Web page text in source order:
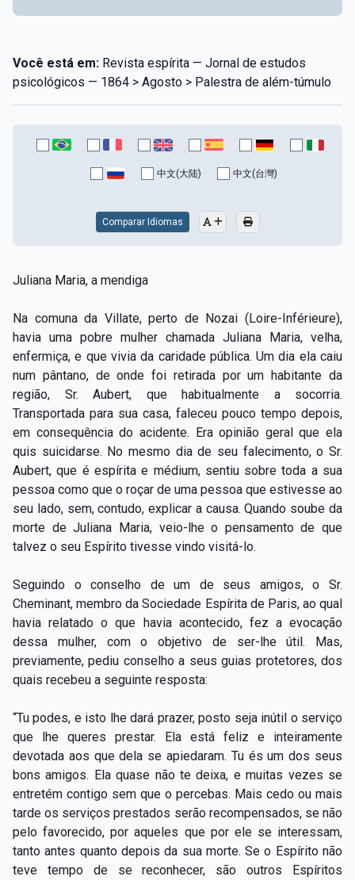
Você está em: Revista espírita — Jornal de estudos
psicológicos — 1864 > Agosto > Palestra de além-túmulo
中文(大陆) 中文(台灣)
Comparar Idiomas
Juliana Maria, a mendiga
Na comuna da Villate, perto de Nozai (Loire-Inférieure),
havia uma pobre mulher chamada Juliana Maria, velha,
enfermiça, e que vivia da caridade pública. Um dia ela caiu
num pântano, de onde foi retirada por um habitante da
região, Sr. Aubert, que habitualmente a socorria.
Transportada para sua casa, faleceu pouco tempo depois,
em consequência do acidente. Era opinião geral que ela
quis suicidarse. No mesmo dia de seu falecimento, o Sr.
Aubert, que é espírita e médium, sentiu sobre toda a sua
pessoa como que o roçar de uma pessoa que estivesse ao
seu lado, sem, contudo, explicar a causa. Quando soube da
morte de Juliana Maria, veio-lhe o pensamento de que
talvez o seu Espírito tivesse vindo visitá-lo.
Seguindo o conselho de um de seus amigos, o Sr.
Cheminant, membro da Sociedade Espírita de Paris, ao qual
havia relatado o que havia acontecido, fez a evocação
dessa mulher, com o objetivo de ser-lhe útil. Mas,
previamente, pediu conselho a seus guias protetores, dos
quais recebeu a seguinte resposta:
“Tu podes, e isto lhe dará prazer, posto seja inútil o serviço
que lhe queres prestar. Ela está feliz e inteiramente
devotada aos que dela se apiedaram. Tu és um dos seus
bons amigos. Ela quase não te deixa, e muitas vezes se
entretém contigo sem que o percebas. Mais cedo ou mais
tarde os serviços prestados serão recompensados, se não
pelo favorecido, por aqueles que por ele se interessam,
tanto antes quanto depois da sua morte. Se o Espírito não
teve tempo de se reconhecer, são outros Espíritos